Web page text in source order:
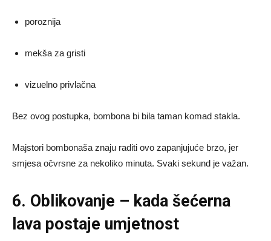
poroznija
mekša za gristi
vizuelno privlačna
Bez ovog postupka, bombona bi bila taman komad stakla.
Majstori bombonaša znaju raditi ovo zapanjujuće brzo, jer
smjesa očvrsne za nekoliko minuta. Svaki sekund je važan.
6. Oblikovanje – kada šećerna
lava postaje umjetnost